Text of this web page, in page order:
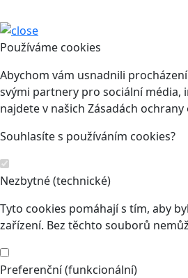
Používáme cookies
Abychom vám usnadnili
svými partnery pro sociální média,
najdete v našich Zásadách
Souhlasíte s používáním cookies?
Nezbytné (technické)
Tyto cookies pomáhají s tím, aby
zařízení. Bez těchto souborů
Preferenční (funkcionální)